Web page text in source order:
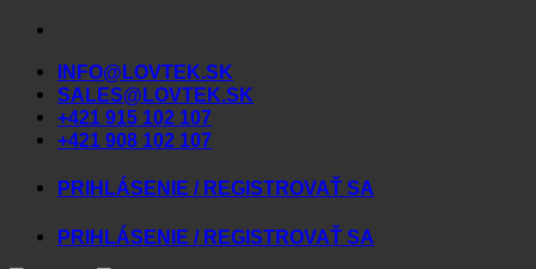
Skip
contentINFO@LOVTEK.SK
SALES@LOVTEK.SK
+421 915 102 107
+421 908 102 107
PRIHLÁSENIE / REGISTROVAŤ SA
PRIHLÁSENIE / REGISTROVAŤ SA